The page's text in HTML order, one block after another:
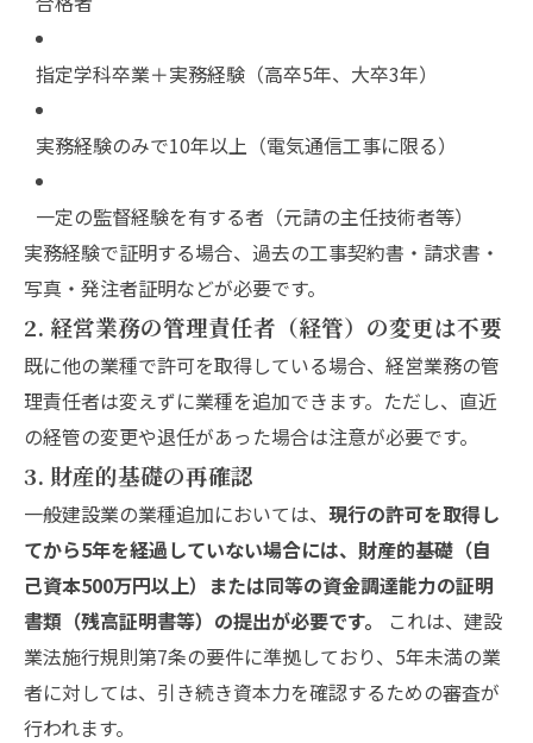
指定学科卒業＋実務経験（高卒5年、大卒3年）
実務経験のみで10年以上（電気通信工事に限る）
一定の監督経験を有する者（元請の主任技術者等）
実務経験で証明する場合、過去の工事契約書・請求書・
写真・発注者証明などが必要です。
2. 経営業務の管理責任者（経管）の変更は不要
既に他の業種で許可を取得している場合、経営業務の管
理責任者は変えずに業種を追加できます。ただし、直近
の経管の変更や退任があった場合は注意が必要です。
3. 財産的基礎の再確認
一般建設業の業種追加においては、 現行の許可を取得し
てから5年を経過していない場合には、財産的基礎（自
己資本500万円以上）または同等の資金調達能力の証明
書類（残高証明書等）の提出が必要です。
これは、建設
業法施行規則第7条の要件に準拠しており、5年未満の業
者に対しては、引き続き資本力を確認するための審査が
行われます。